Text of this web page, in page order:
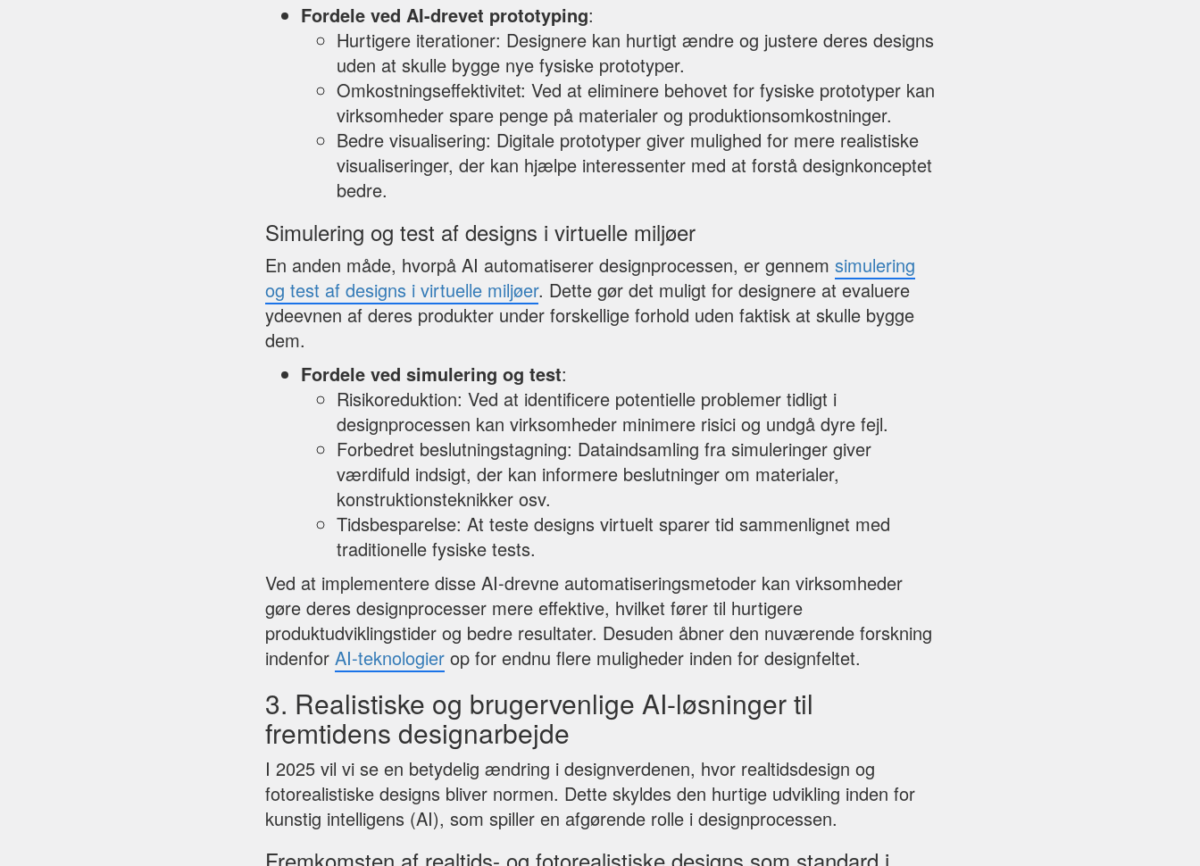
Fordele ved AI-drevet prototyping:
Hurtigere iterationer: Designere kan hurtigt ændre og justere deres designs
uden at skulle bygge nye fysiske prototyper.
Omkostningseffektivitet: Ved at eliminere behovet for fysiske prototyper kan
virksomheder spare penge på materialer og produktionsomkostninger.
Bedre visualisering: Digitale prototyper giver mulighed for mere realistiske
visualiseringer, der kan hjælpe interessenter med at forstå designkonceptet
bedre.
Simulering og test af designs i virtuelle miljøer
En anden måde, hvorpå AI automatiserer designprocessen, er gennem simulering
og test af designs i virtuelle miljøer. Dette gør det muligt for designere at evaluere
ydeevnen af deres produkter under forskellige forhold uden faktisk at skulle bygge
dem.
Fordele ved simulering og test:
Risikoreduktion: Ved at identificere potentielle problemer tidligt i
designprocessen kan virksomheder minimere risici og undgå dyre fejl.
Forbedret beslutningstagning: Dataindsamling fra simuleringer giver
værdifuld indsigt, der kan informere beslutninger om materialer,
konstruktionsteknikker osv.
Tidsbesparelse: At teste designs virtuelt sparer tid sammenlignet med
traditionelle fysiske tests.
Ved at implementere disse AI-drevne automatiseringsmetoder kan virksomheder
gøre deres designprocesser mere effektive, hvilket fører til hurtigere
produktudviklingstider og bedre resultater. Desuden åbner den nuværende forskning
indenfor AI-teknologier op for endnu flere muligheder inden for designfeltet.
3. Realistiske og brugervenlige AI-løsninger til
fremtidens designarbejde
I 2025 vil vi se en betydelig ændring i designverdenen, hvor realtidsdesign og
fotorealistiske designs bliver normen. Dette skyldes den hurtige udvikling inden for
kunstig intelligens (AI), som spiller en afgørende rolle i designprocessen.